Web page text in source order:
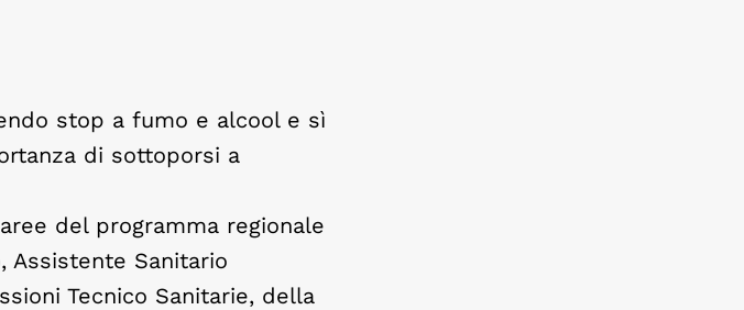
stop a fumo e alcool e sì
di sottoporsi a
del programma regionale
Assistente Sanitario
Tecnico Sanitarie, della